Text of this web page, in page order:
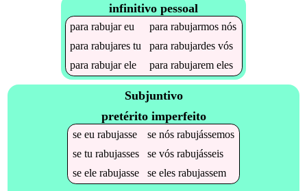
infinitivo pessoal
pararabujareu pararabujarmos nós
pararabujares tu pararabujardes vós
pararabujarele pararabujarem eles
Subjuntivo
pretérito imperfeito
se eu rabujasse se nós rabujássemos
se tu rabujasses se vós rabujásseis
se ele rabujasse se eles rabujassem